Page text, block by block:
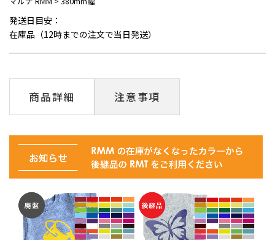
発送日目安：
在庫品（12時までの注文で当日発送）
商品詳細 注意事項